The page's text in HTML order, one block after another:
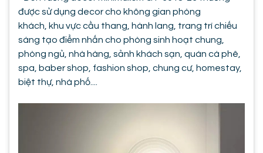
được sử dụng decor cho không gian phòng
khách, khu vực cầu thang, hành lang, trang trí chiếu
sáng tạo điểm nhấn cho phòng sinh hoạt chung,
phòng ngủ, nhà hàng, sảnh khách sạn, quán cà phê,
spa, baber shop, fashion shop, chung cư, homestay,
biệt thự, nhà phố....